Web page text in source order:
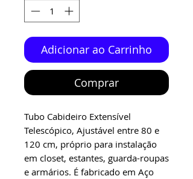
Adicionar ao Carrinho
Comprar
Tubo Cabideiro Extensível
Telescópico, Ajustável entre 80 e
120 cm, próprio para instalação
em closet, estantes, guarda-roupas
e armários. É fabricado em Aço